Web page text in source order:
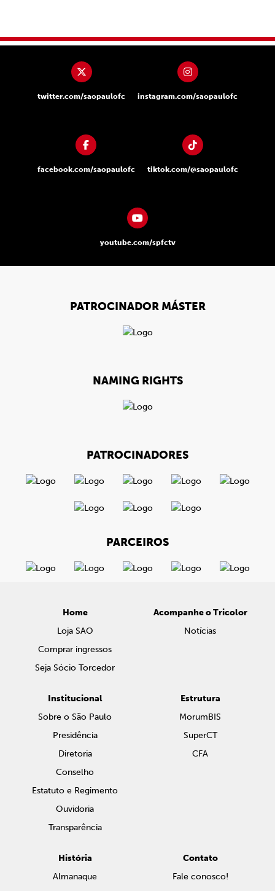
twitter.com/saopaulofc instagram.com/saopaulofc
facebook.com/saopaulofc tiktok.com/@saopaulofc
youtube.com/spfctv
PATROCINADOR MÁSTER
NAMING RIGHTS
PATROCINADORES
PARCEIROS
Home
Loja SAO
Comprar ingressos
Seja Sócio Torcedor
Acompanhe o Tricolor
Notícias
Institucional
Sobre o São Paulo
Presidência
Diretoria
Conselho
Estatuto e Regimento
Ouvidoria
Transparência
Estrutura
MorumBIS
SuperCT
CFA
História
Almanaque
Contato
Fale conosco!